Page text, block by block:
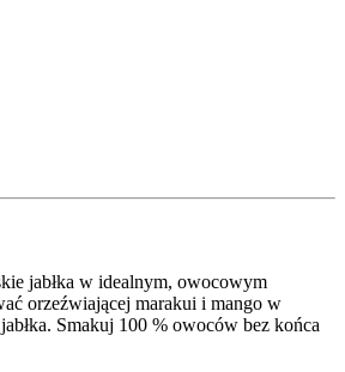
jabłka w idealnym, owocowym
orzeźwiającej marakui i mango w
Smakuj 100 % owoców bez końca